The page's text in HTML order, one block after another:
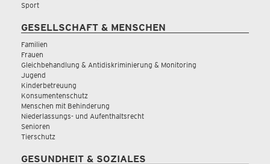
Sport
GESELLSCHAFT & MENSCHEN
Familien
Frauen
Gleichbehandlung & Antidiskriminierung & Monitoring
Jugend
Kinderbetreuung
Konsumentenschutz
Menschen mit Behinderung
Niederlassungs- und Aufenthaltsrecht
Senioren
Tierschutz
GESUNDHEIT & SOZIALES